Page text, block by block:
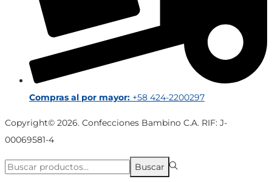
Compras al por mayor: +58 424-2200297
Copyright© 2026. Confecciones Bambino C.A. RIF: J-
00069581-4
Búsqueda
Buscar